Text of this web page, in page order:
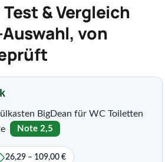
& Vergleich
von
BigDean für WC Toiletten
Note 2,5
26,29 – 109,00 €